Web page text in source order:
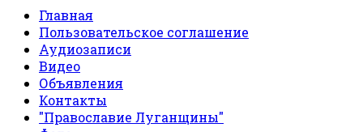
Главная
Пользовательское соглашение
Аудиозаписи
Видео
Объявления
Контакты
"Православие Луганщины"